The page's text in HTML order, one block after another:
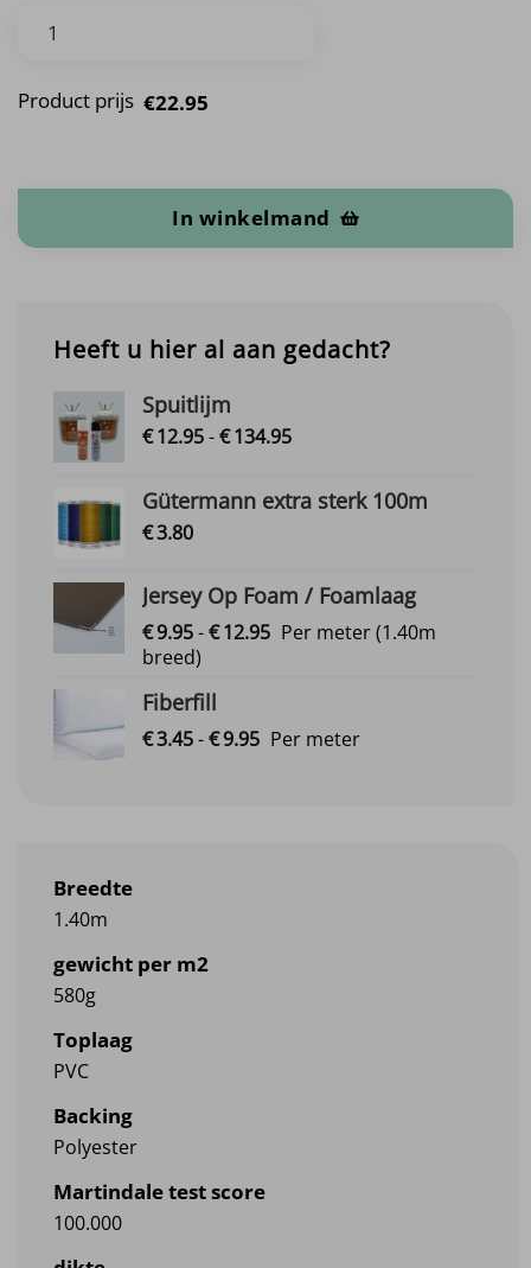
Product prijs €22.95
In winkelmand
Breedte
1.40m
gewicht per m2
580g
Toplaag
PVC
Backing
Polyester
Martindale test score
100.000
Heeft u hier al aan gedacht?
Spuitlijm
€12.95-€134.95Prijsklasse:
€134.95
Gütermann extra sterk 100m
€3.80
Jersey Op Foam / Foamlaag
€9.95-€12.95Prijsklasse:
Per meter(1.40m
breed)
Fiberfill
€3.45-€9.95Prijsklasse:
Per meter